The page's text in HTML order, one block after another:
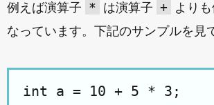
例えば演算子 * は演算子 +
より
なっています。下記のサンプルを見